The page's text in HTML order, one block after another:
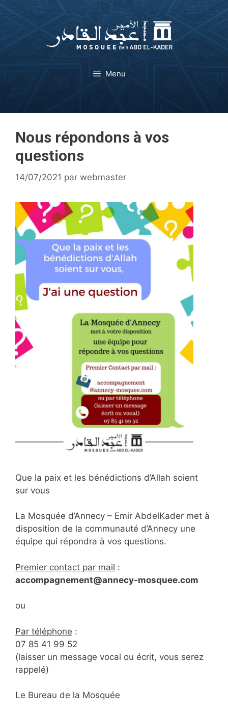
Aller
au
contenu
Menu
Nous répondons à vos
questions
14/07/2021 par webmaster
Que la paix et les bénédictions d’Allah soient
sur vous
La Mosquée d’Annecy – Emir AbdelKader met à
disposition de la communauté d’Annecy une
équipe qui répondra à vos questions.
Premier contact par mail :
accompagnement@annecy-mosquee.com
ou
Par téléphone :
07 85 41 99 52
(laisser un message vocal ou écrit, vous serez
rappelé)
Le Bureau de la Mosquée